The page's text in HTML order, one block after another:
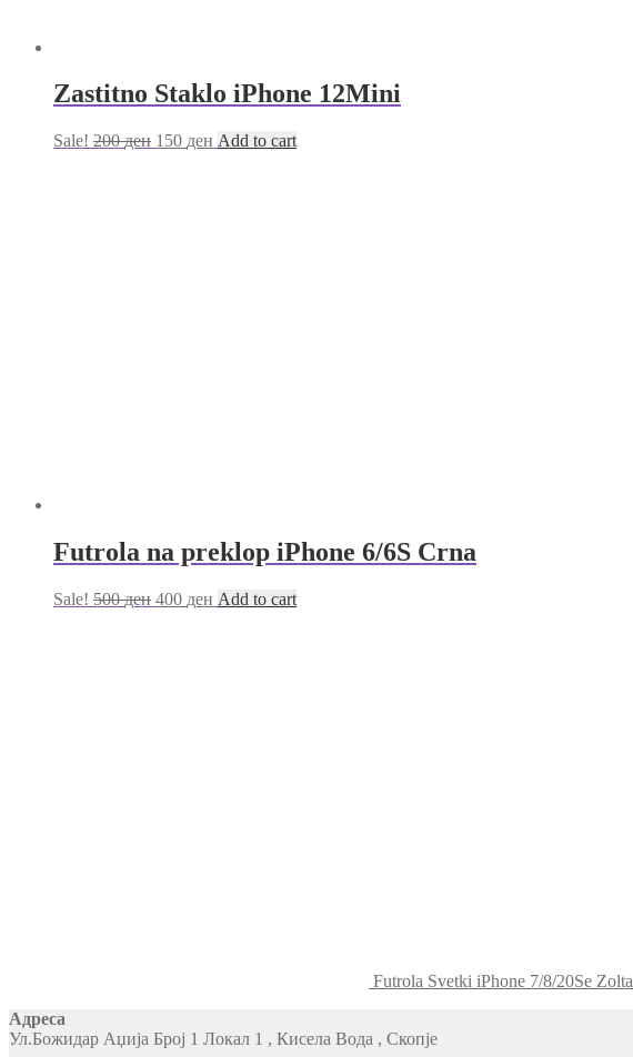
Zastitno Staklo iPhone 12Mini
Sale! 200ден 150 ден Add to cart
Futrola na preklop iPhone 6/6S Crna
Sale! 500ден 400 ден Add to cart
Futrola Svetki iPhone 7/8/20Se Zolta
Адреса
Ул.Божидар Аџија Број 1 Локал 1 , Кисела Вода , Скопје